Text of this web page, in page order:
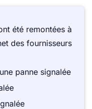
été remontées à
des fournisseurs
panne signalée